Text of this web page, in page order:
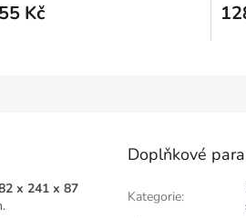
Kč
x 241 x 87
Doplňkové
Kategorie: